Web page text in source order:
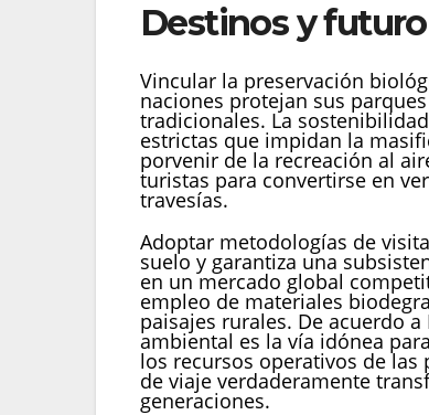
Destinos y futuro
Vincular la preservación
naciones protejan sus
tradicionales. La
estrictas que impidan la
porvenir de la recreación al
turistas para convertirse en
travesías.
Adoptar metodologías de
suelo y garantiza una
en un mercado global
empleo de materiales
paisajes rurales. De acuerdo
ambiental es la vía idónea
los recursos operativos de
de viaje verdaderamente
generaciones.